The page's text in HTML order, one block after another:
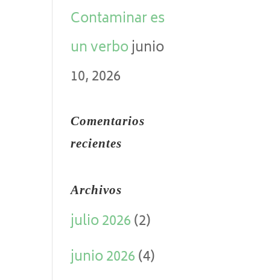
Contaminar es
un verbojunio
10, 2026
Comentarios
recientes
Archivos
julio 2026(2)
junio 2026(4)